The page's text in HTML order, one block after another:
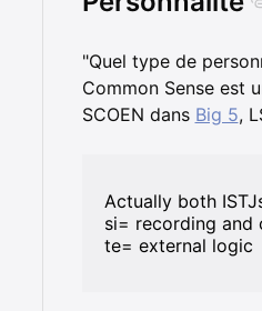
"Quel type de
Common Sense est
SCOEN dans Big 5,
Actually both
si= recording and
te= external logic